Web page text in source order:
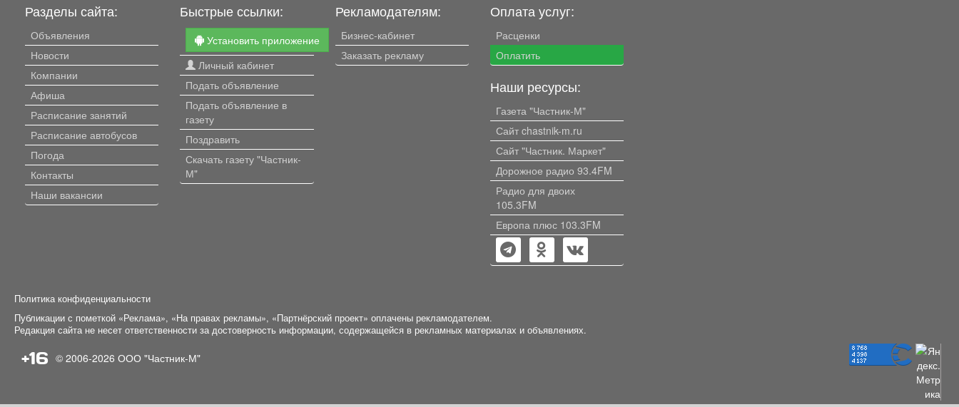
Разделы сайта:
Объявления
Новости
Компании
Афиша
Расписание занятий
Расписание автобусов
Погода
Контакты
Наши вакансии
Быстрые ссылки:
Установить приложение
Личный кабинет
Подать объявление
Подать объявление в
газету
Поздравить
Скачать газету "Частник-
М"
Рекламодателям:
Бизнес-кабинет
Заказать рекламу
Оплата услуг:
Расценки
Оплатить
Наши ресурсы:
Газета "Частник-М"
Сайт chastnik-m.ru
Сайт "Частник. Маркет"
Дорожное радио 93.4FM
Радио для двоих
105.3FM
Европа плюс 103.3FM
Политика конфиденциальности
Публикации с пометкой «Реклама», «На правах рекламы», «Партнёрский проект» оплачены рекламодателем.
Редакция сайта не несет ответственности за достоверность информации, содержащейся в рекламных материалах и объявлениях.
+16 © 2006-2026 ООО "Частник-М"